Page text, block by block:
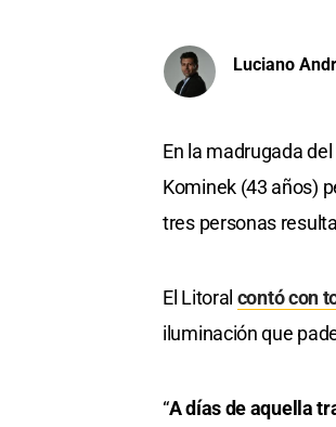
Luciano
En la madrugada
Kominek (43 años)
tres personas
El Litoral contó con
iluminación que
“A días de aquella